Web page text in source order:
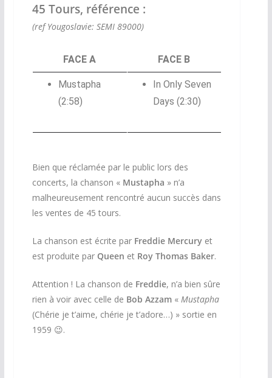
45 Tours, référence :
(ref Yougoslavie: SEMI 89000)
FACE A FACE B
Mustapha
(2:58)
In Only Seven
Days (2:30)
Bien que réclamée par le public lors des
concerts, la chanson « Mustapha » n’a
malheureusement rencontré aucun succès dans
les ventes de 45 tours.
La chanson est écrite par Freddie Mercuryet
est produite par Queen et Roy Thomas Baker.
Attention ! La chanson de Freddie, n’a bien sûre
rien à voir avec celle de Bob Azzam« Mustapha
(Chérie je t’aime, chérie je t’adore…) » sortie en
1959 😉.